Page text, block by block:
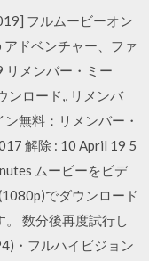
フルムービーオン
ドベンチャー、ファ
リメンバー・ミー
ンロード,, リメンバ
無料：リメンバー・
解除 : 10 April 19 5
ムービーをビデ
でダウンロード
数分後再度試行し
・フルハイビジョン